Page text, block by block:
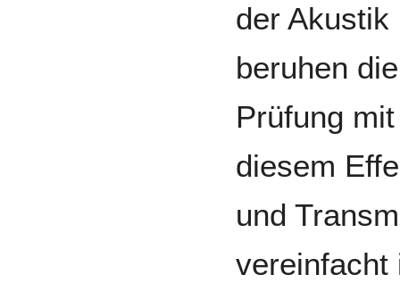
der
beruhen
Prüfung
diesem
und
vereinfacht